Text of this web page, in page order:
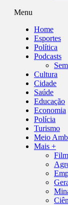
Menu
Home
Esportes
Política
Podcasts
Cultura
Cidade
Saúde
Educação
Economia
Polícia
Turismo
Meio
Mais +